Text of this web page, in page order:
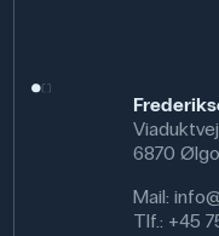
6870
Mail:
Tlf.: +45